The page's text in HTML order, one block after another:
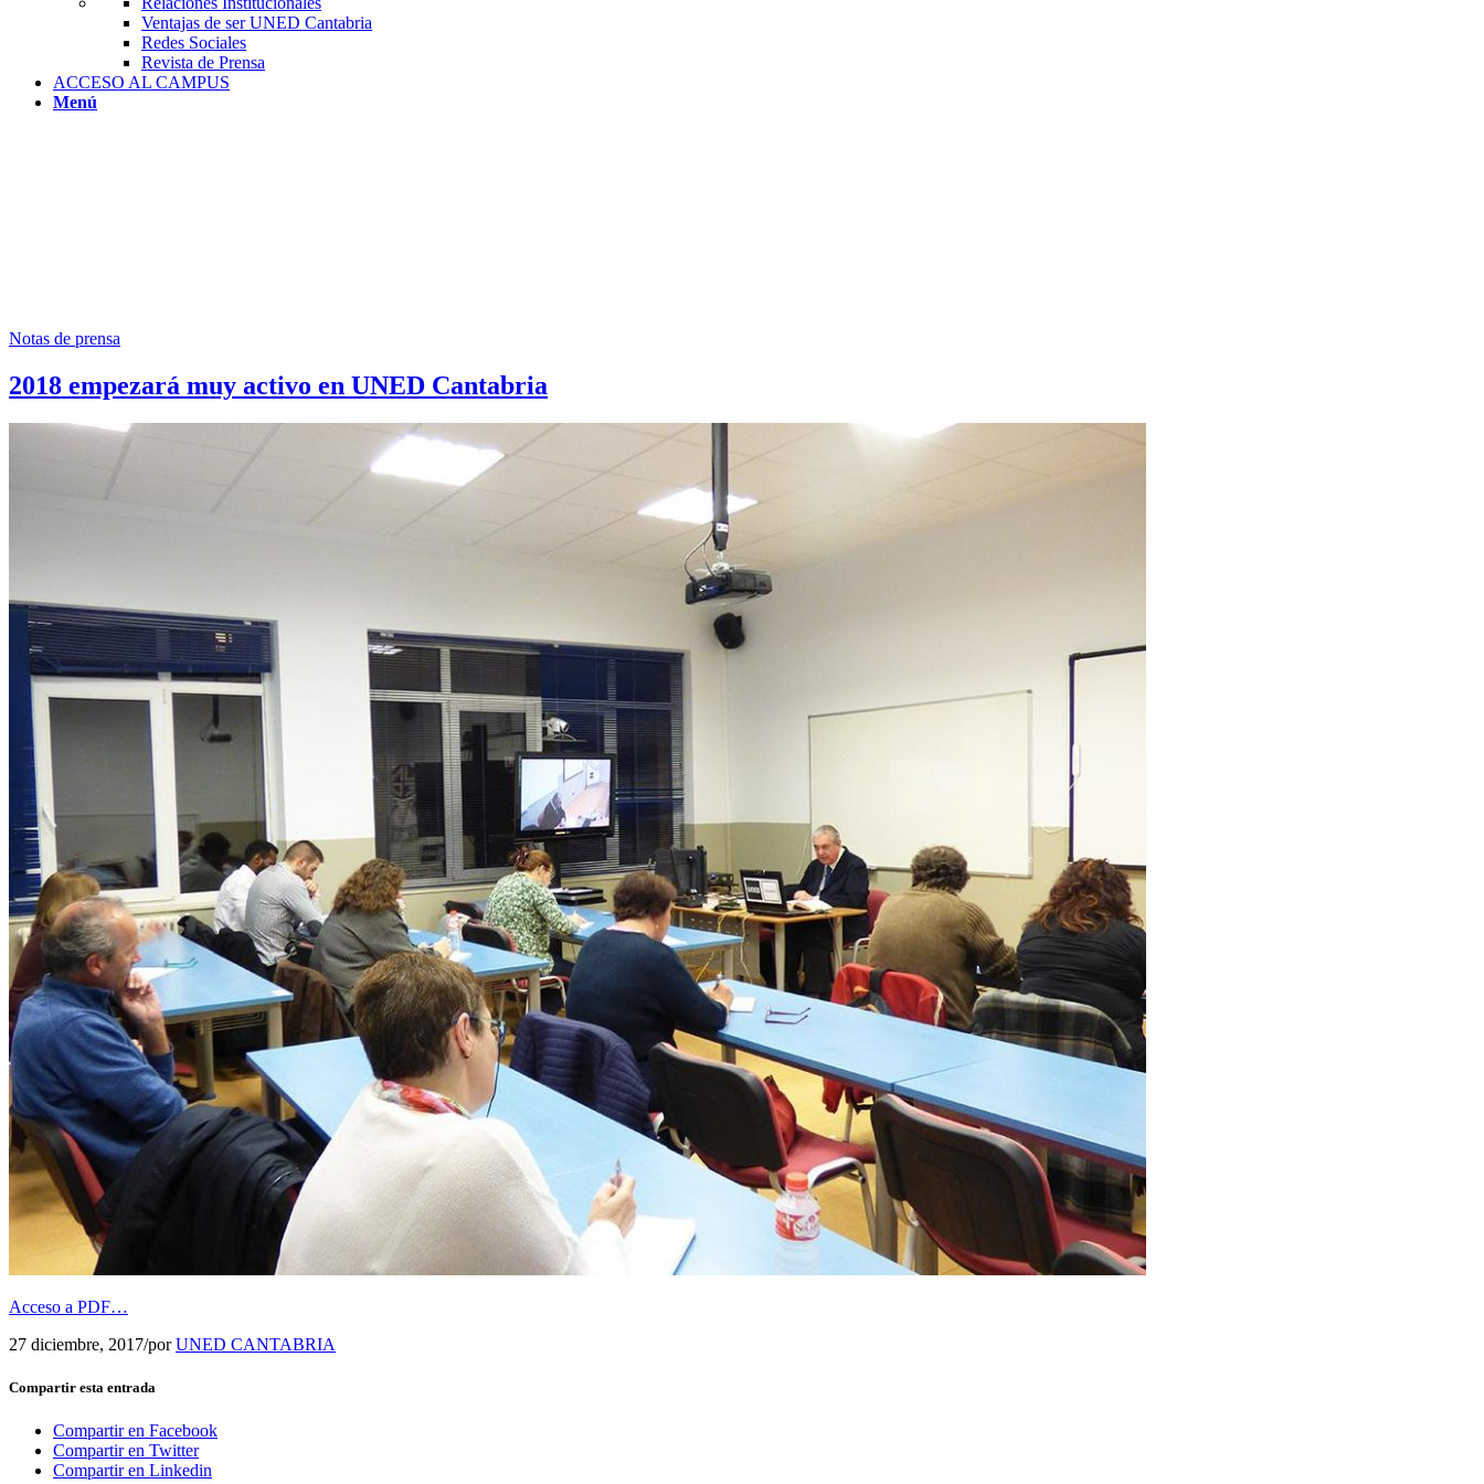
Ventajas de ser UNED Cantabria
Redes Sociales
Revista de Prensa
ACCESO AL CAMPUS
Menú
Notas de prensa
2018 empezará muy activo en UNED Cantabria
Acceso a PDF…
27 diciembre, 2017/porUNED CANTABRIA
Compartir esta entrada
Compartir en Facebook
Compartir en Twitter
Compartir en Linkedin